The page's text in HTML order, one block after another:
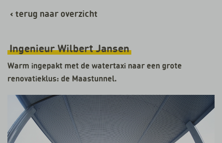
‹ terug naar overzicht
Ingenieur Wilbert Jansen
Warm ingepakt met de watertaxi naar een grote
renovatieklus: de Maastunnel.